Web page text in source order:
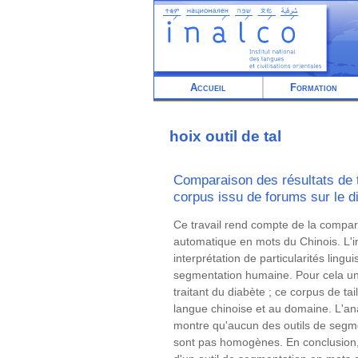
Aller
contenu
Accueil Formation
hoix outil de tal
Comparaison des résultats
corpus issu de forums sur le
Résumé
Ce travail rend compte de la
automatique en mots du Chinois.
interprétation de particularités
segmentation humaine. Pour cela
traitant du diabète ; ce corpus de
langue chinoise et au domaine.
montre qu'aucun des outils de
sont pas homogènes. En